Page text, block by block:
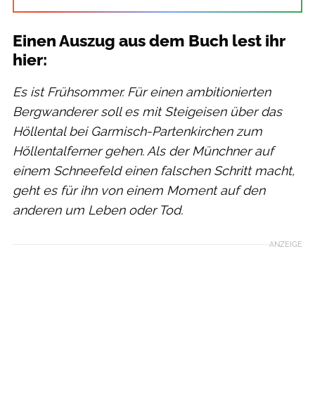
Einen Auszug aus dem Buch lest ihr
hier:
Es ist Frühsommer. Für einen ambitionierten
Bergwanderer soll es mit Steigeisen über das
Höllental bei Garmisch-Partenkirchen zum
Höllentalferner gehen. Als der Münchner auf
einem Schneefeld einen falschen Schritt macht,
geht es für ihn von einem Moment auf den
anderen um Leben oder Tod.
ANZEIGE